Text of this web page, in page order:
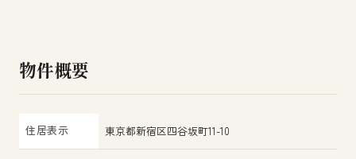
物件概要
住居表示 東京都新宿区四谷坂町11-10